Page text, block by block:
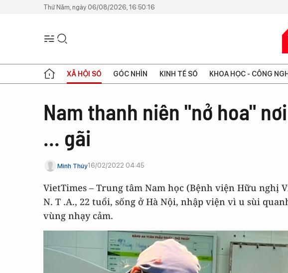
Thứ Năm, ngày 06/08/2026, 16:50:16
XÃ HỘI SỐ GÓC NHÌN KINH TẾ SỐ KHOA HỌC - CÔNG
Nam thanh niên "nở hoa"
... gãi
Minh Thúy16/02/2022 04:45
VietTimes – Trung tâm Nam học (Bệnh viện Hữu nghị
N. T .A., 22 tuổi, sống ở Hà Nội, nhập viện vì u sùi
vùng nhạy cảm.